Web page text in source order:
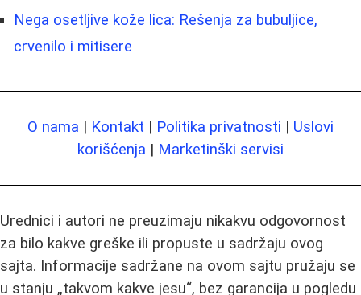
Negа osetljive kože lica: Rešenja za bubuljice,
crvenilo i mitisere
O nama | Kontakt | Politika privatnosti | Uslovi
korišćenja | Marketinški servisi
Urednici i autori ne preuzimaju nikakvu odgovornost
za bilo kakve greške ili propuste u sadržaju ovog
sajta. Informacije sadržane na ovom sajtu pružaju se
u stanju „takvom kakve jesu“, bez garancija u pogledu